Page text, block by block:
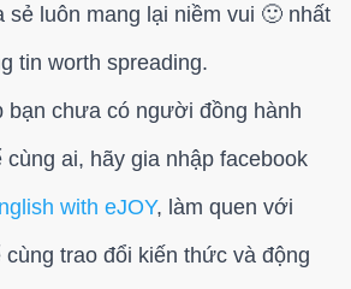
sẻ luôn mang lại niềm vui 🙂 nhất
tin worth spreading.
bạn chưa có người đồng hành
cùng ai, hãy gia nhập facebook
with eJOY, làm quen với
trao đổi kiến thức và động